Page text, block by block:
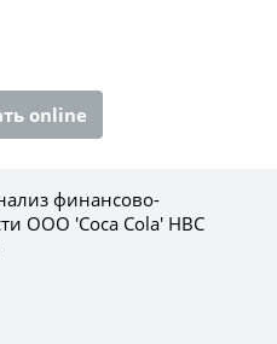
online
финансово-
ООО 'Coca Cola' HBC